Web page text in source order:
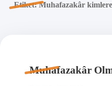
Etiket:Muhafazakâr
Muhafazakâr